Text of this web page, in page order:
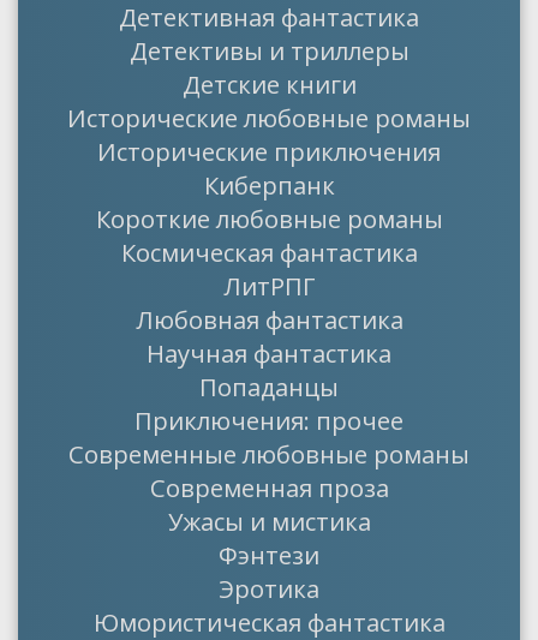
Детективная фантастика
Детективы и триллеры
Детские книги
Исторические любовные романы
Исторические приключения
Киберпанк
Короткие любовные романы
Космическая фантастика
ЛитРПГ
Любовная фантастика
Научная фантастика
Попаданцы
Приключения: прочее
Современные любовные романы
Современная проза
Ужасы и мистика
Фэнтези
Эротика
Юмористическая фантастика